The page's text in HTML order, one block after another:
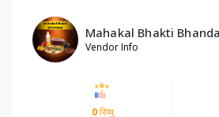
Mahakal Bhakti
Vendor Info
0रिव्यु